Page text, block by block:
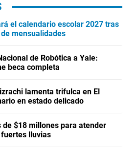
el calendario escolar 2027 tras
mensualidades
de Robótica a Yale:
beca completa
lamenta trifulca en El
en estado delicado
de $18 millones para atender
lluvias